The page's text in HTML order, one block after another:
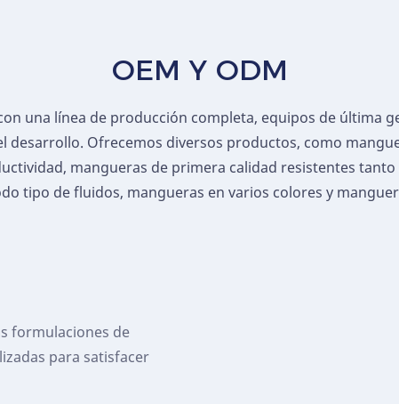
OEM Y ODM
una línea de producción completa, equipos de última
desarrollo. Ofrecemos diversos productos, como
mangueras de primera calidad resistentes
tipo de fluidos, mangueras en varios colores y
formulaciones de
para satisfacer